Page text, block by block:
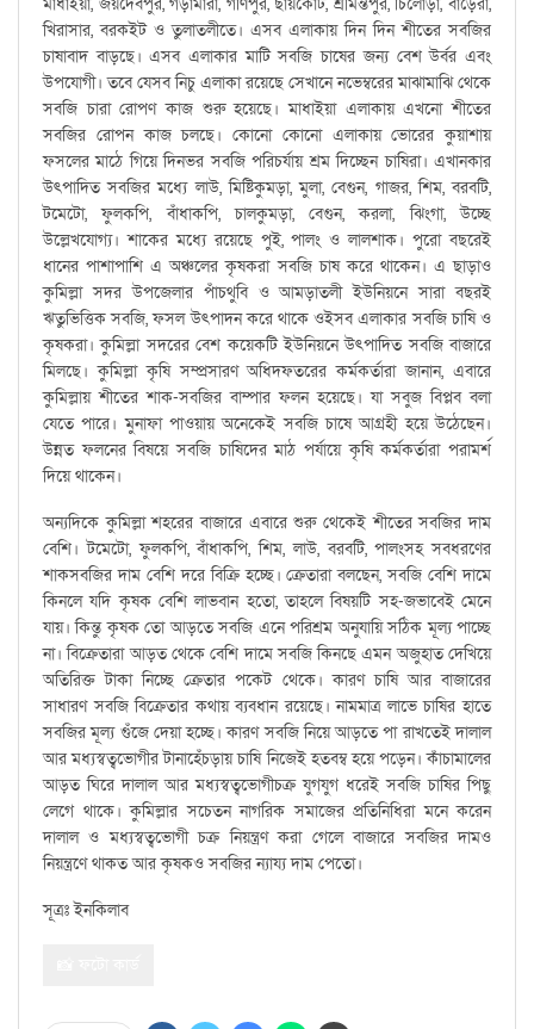
খিরাসার, বরকইট ও তুলাতলীতে। এসব এলাকায় দিন দিন শীতের সবজির
চাষাবাদ বাড়ছে। এসব এলাকার মাটি সবজি চাষের জন্য বেশ উর্বর এবং
উপযোগী। তবে যেসব নিচু এলাকা রয়েছে সেখানে নভেম্বরের মাঝামাঝি থেকে
সবজি চারা রোপণ কাজ শুরু হয়েছে। মাধাইয়া এলাকায় এখনো শীতের
সবজির রোপন কাজ চলছে। কোনো কোনো এলাকায় ভোরের কুয়াশায়
ফসলের মাঠে গিয়ে দিনভর সবজি পরিচর্যায় শ্রম দিচ্ছেন চাষিরা। এখানকার
উৎপাদিত সবজির মধ্যে লাউ, মিষ্টিকুমড়া, মুলা, বেগুন, গাজর, শিম, বরবটি,
টমেটো, ফুলকপি, বাঁধাকপি, চালকুমড়া, বেগুন, করলা, ঝিংগা, উচ্ছে
উল্লেখযোগ্য। শাকের মধ্যে রয়েছে পুই, পালং ও লালশাক। পুরো বছরেই
ধানের পাশাপাশি এ অঞ্চলের কৃষকরা সবজি চাষ করে থাকেন। এ ছাড়াও
কুমিল্লা সদর উপজেলার পাঁচথুবি ও আমড়াতলী ইউনিয়নে সারা বছরই
ঋতুভিত্তিক সবজি, ফসল উৎপাদন করে থাকে ওইসব এলাকার সবজি চাষি ও
কৃষকরা। কুমিল্লা সদরের বেশ কয়েকটি ইউনিয়নে উৎপাদিত সবজি বাজারে
মিলছে। কুমিল্লা কৃষি সম্প্রসারণ অধিদফতরের কর্মকর্তারা জানান, এবারে
কুমিল্লায় শীতের শাক-সবজির বাম্পার ফলন হয়েছে। যা সবুজ বিপ্লব বলা
যেতে পারে। মুনাফা পাওয়ায় অনেকেই সবজি চাষে আগ্রহী হয়ে উঠেছেন।
উন্নত ফলনের বিষয়ে সবজি চাষিদের মাঠ পর্যায়ে কৃষি কর্মকর্তারা পরামর্শ
দিয়ে থাকেন।
অন্যদিকে কুমিল্লা শহরের বাজারে এবারে শুরু থেকেই শীতের সবজির দাম
বেশি। টমেটো, ফুলকপি, বাঁধাকপি, শিম, লাউ, বরবটি, পালংসহ সবধরণের
শাকসবজির দাম বেশি দরে বিক্রি হচ্ছে। ক্রেতারা বলছেন, সবজি বেশি দামে
কিনলে যদি কৃষক বেশি লাভবান হতো, তাহলে বিষয়টি সহ-জভাবেই মেনে
যায়। কিন্তু কৃষক তো আড়তে সবজি এনে পরিশ্রম অনুযায়ি সঠিক মূল্য পাচ্ছে
না। বিক্রেতারা আড়ত থেকে বেশি দামে সবজি কিনছে এমন অজুহাত দেখিয়ে
অতিরিক্ত টাকা নিচ্ছে ক্রেতার পকেট থেকে। কারণ চাষি আর বাজারের
সাধারণ সবজি বিক্রেতার কথায় ব্যবধান রয়েছে। নামমাত্র লাভে চাষির হাতে
সবজির মূল্য গুঁজে দেয়া হচ্ছে। কারণ সবজি নিয়ে আড়তে পা রাখতেই দালাল
আর মধ্যস্বত্বভোগীর টানাহেঁচড়ায় চাষি নিজেই হতবম্ব হয়ে পড়েন। কাঁচামালের
আড়ত ঘিরে দালাল আর মধ্যস্বত্বভোগীচক্র যুগযুগ ধরেই সবজি চাষির পিছু
লেগে থাকে। কুমিল্লার সচেতন নাগরিক সমাজের প্রতিনিধিরা মনে করেন
দালাল ও মধ্যস্বত্বভোগী চক্র নিয়ন্ত্রণ করা গেলে বাজারে সবজির দামও
নিয়ন্ত্রণে থাকত আর কৃষকও সবজির ন্যায্য দাম পেতো।
সূত্রঃ ইনকিলাব